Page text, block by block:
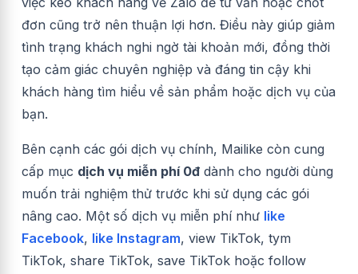
đơn cũng trở nên thuận lợi hơn. Điều này giúp giảm
tình trạng khách nghi ngờ tài khoản mới, đồng thời
tạo cảm giác chuyên nghiệp và đáng tin cậy khi
khách hàng tìm hiểu về sản phẩm hoặc dịch vụ của
bạn.
Bên cạnh các gói dịch vụ chính, Mailike còn cung
cấp mục dịch vụ miễn phí 0đ dành cho người dùng
muốn trải nghiệm thử trước khi sử dụng các gói
nâng cao. Một số dịch vụ miễn phí như like
Facebook, like Instagram, view TikTok, tym
TikTok, share TikTok, save TikTok hoặc follow